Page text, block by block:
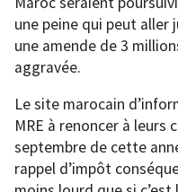
une peine qui peut aller
une amende de 3
aggravée.
Le site marocain
MRE à renoncer à leurs
septembre de cette
rappel d’impôt